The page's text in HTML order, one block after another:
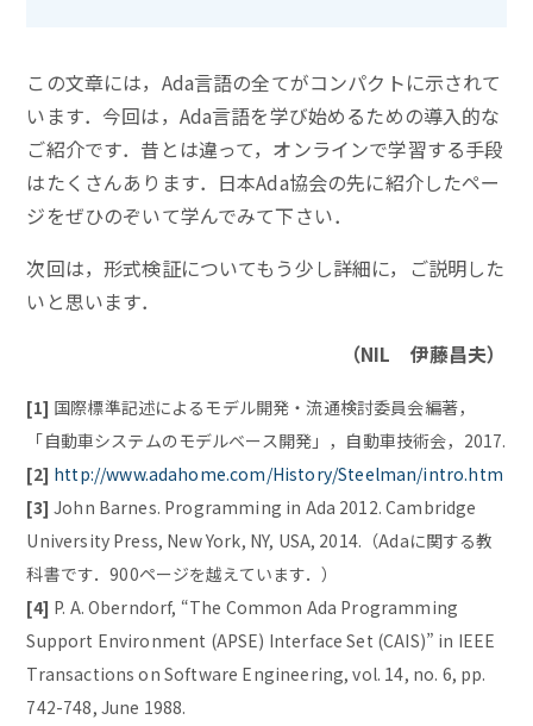
この文章には，Ada言語の全てがコンパクトに示されて
います．今回は，Ada言語を学び始めるための導入的な
ご紹介です．昔とは違って，オンラインで学習する手段
はたくさんあります．日本Ada協会の先に紹介したペー
ジをぜひのぞいて学んでみて下さい．
次回は，形式検証についてもう少し詳細に，ご説明した
いと思います．
（NIL 伊藤昌夫）
[1] 国際標準記述によるモデル開発・流通検討委員会編著，
「自動車システムのモデルベース開発」，自動車技術会，2017.
[2] http://www.adahome.com/History/Steelman/intro.htm
[3] John Barnes. Programming in Ada 2012. Cambridge
University Press, New York, NY, USA, 2014.（Adaに関する教
科書です．900ページを越えています．）
[4] P. A. Oberndorf, “The Common Ada Programming
Support Environment (APSE) Interface Set (CAIS)” in IEEE
Transactions on Software Engineering, vol. 14, no. 6, pp.
742-748, June 1988.